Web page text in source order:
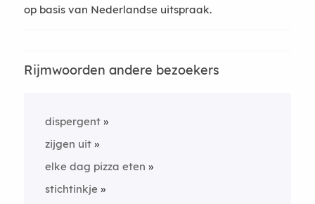
op basis van Nederlandse uitspraak.
Rijmwoorden andere bezoekers
dispergent
zijgen uit
elke dag pizza eten
stichtinkje